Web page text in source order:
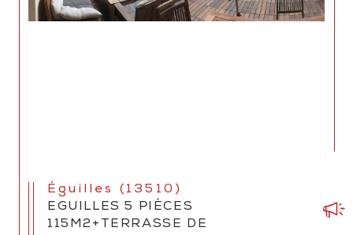
Éguilles (13510)
EGUILLES 5 PIÈCES
115M2+TERRASSE DE